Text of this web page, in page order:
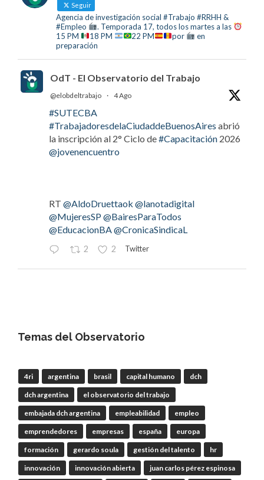
Seguir
Agencia de investigación social #Trabajo #RRHH &
#Empleo
. Temporada 17, todos los martes a las
15 PM
18 PM 22 PM por
en
preparación
OdT - El Observatorio del Trabajo
@elobdeltrabajo · 4 Ago
#SUTECBA
#TrabajadoresdelaCiudaddeBuenosAires abrió
la inscripción al 2° Ciclo de#Capacitación 2026
@jovenencuentro
RT @AldoDruettaok @lanotadigital
@MujeresSP@BairesParaTodos
@EducacionBA @CronicaSindicaL
2 2 Twitter
Orgánica del#BCRA
RT@lanotadigital@La_Bancaria
@AldoDruettaok@misionesptodos
@SergioOPalazzo @BairesParaTodos
@uniglobalunion
2 2 Twitter
Temas del Observatorio
4ri argentina brasil capital humano dch
dch argentina el observatorio del trabajo
embajada dch argentina empleabilidad empleo
emprendedores empresas españa europa
formación gerardo soula gestión del talento hr
innovación innovación abierta juan carlos pérez espinosa